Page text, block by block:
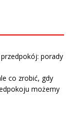
porady
co zrobić, gdy
możemy